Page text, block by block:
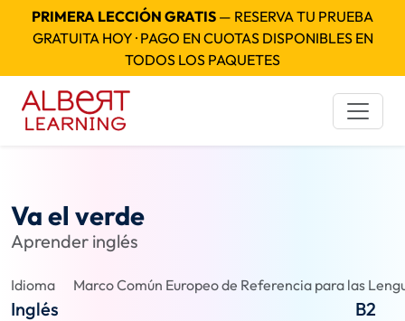
PRIMERA LECCIÓN GRATIS — RESERVA TU PRUEBA
GRATUITA HOY · PAGO EN CUOTAS DISPONIBLES EN
TODOS LOS PAQUETES
Va el verde
Aprender inglés
Idioma
Inglés
Marco Común Europeo de Referencia para las
B2